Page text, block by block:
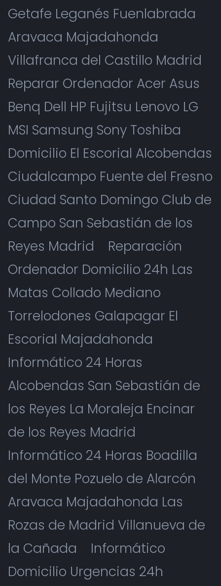
Getafe Leganés Fuenlabrada
Aravaca Majadahonda
Villafranca del Castillo Madrid
Reparar Ordenador Acer Asus
Benq Dell HP Fujitsu Lenovo LG
MSI Samsung Sony Toshiba
Domicilio El Escorial Alcobendas
Ciudalcampo Fuente del Fresno
Ciudad Santo Domingo Club de
Campo San Sebastián de los
Reyes Madrid
Reparación
Ordenador Domicilio 24h Las
Matas Collado Mediano
Torrelodones Galapagar El
Escorial Majadahonda
Informático 24 Horas
Alcobendas San Sebastián de
los Reyes La Moraleja Encinar
de los Reyes Madrid
Informático 24 Horas Boadilla
del Monte Pozuelo de Alarcón
Aravaca Majadahonda Las
Rozas de Madrid Villanueva de
la Cañada
Informático
Domicilio Urgencias 24h